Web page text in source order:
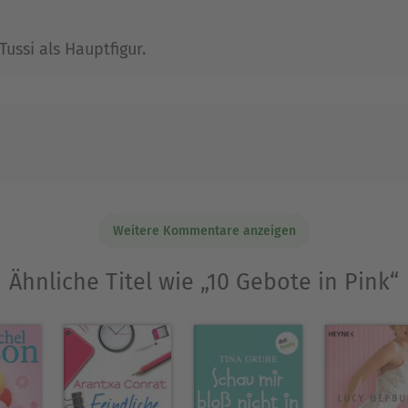
Nach Veröffentlichung ihrer ersten Werke
erschienen. Und weitere sind schon im
als Hauptfigur.
Weitere Kommentare anzeigen
Ähnliche Titel wie „10 Gebote in Pink“